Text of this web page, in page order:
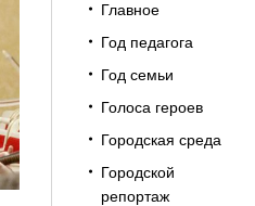
Главное
Год педагога
Год семьи
Голоса героев
Городская среда
Городской
репортаж